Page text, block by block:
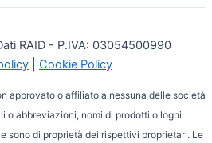
RAID - P.IVA: 03054500990
Cookie Policy
approvato o affiliato a nessuna delle società
o abbreviazioni, nomi di prodotti o loghi
sono di proprietà dei rispettivi proprietari. Le